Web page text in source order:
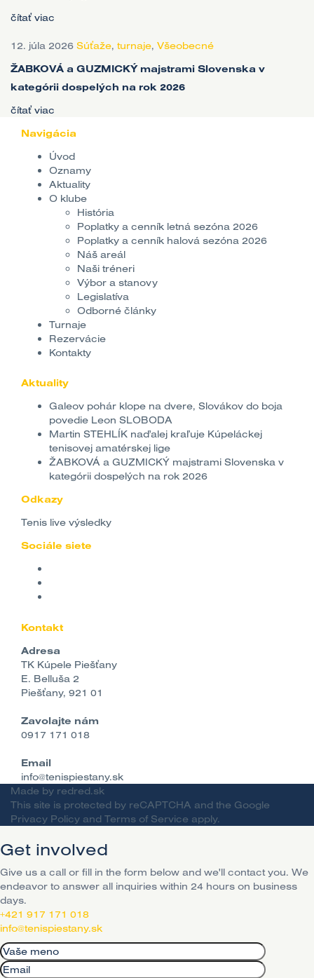
čítať viac
12. júla 2026 Súťaže, turnaje, Všeobecné
ŽABKOVÁ a GUZMICKÝ majstrami Slovenska v
kategórii dospelých na rok 2026
čítať viac
Navigácia
Úvod
Oznamy
Aktuality
O klube
História
Poplatky a cenník letná sezóna 2026
Poplatky a cenník halová sezóna 2026
Náš areál
Naši tréneri
Výbor a stanovy
Legislatíva
Odborné články
Turnaje
Rezervácie
Kontakty
Aktuality
Galeov pohár klope na dvere, Slovákov do boja
povedie Leon SLOBODA
Martin STEHLÍK naďalej kraľuje Kúpeláckej
tenisovej amatérskej lige
ŽABKOVÁ a GUZMICKÝ majstrami Slovenska v
kategórii dospelých na rok 2026
Odkazy
Tenis live výsledky
Sociále siete
Kontakt
Adresa
TK Kúpele Piešťany
E. Belluša 2
Piešťany, 921 01
Zavolajte nám
0917 171 018
Email
info@tenispiestany.sk
Made by redred.sk
This site is protected by reCAPTCHA and the Google
Privacy Policy and Terms of Service apply.
Get involved
Give us a call or fill in the form below and we'll contact you. We
endeavor to answer all inquiries within 24 hours on business
days.
+421 917 171 018
info@tenispiestany.sk